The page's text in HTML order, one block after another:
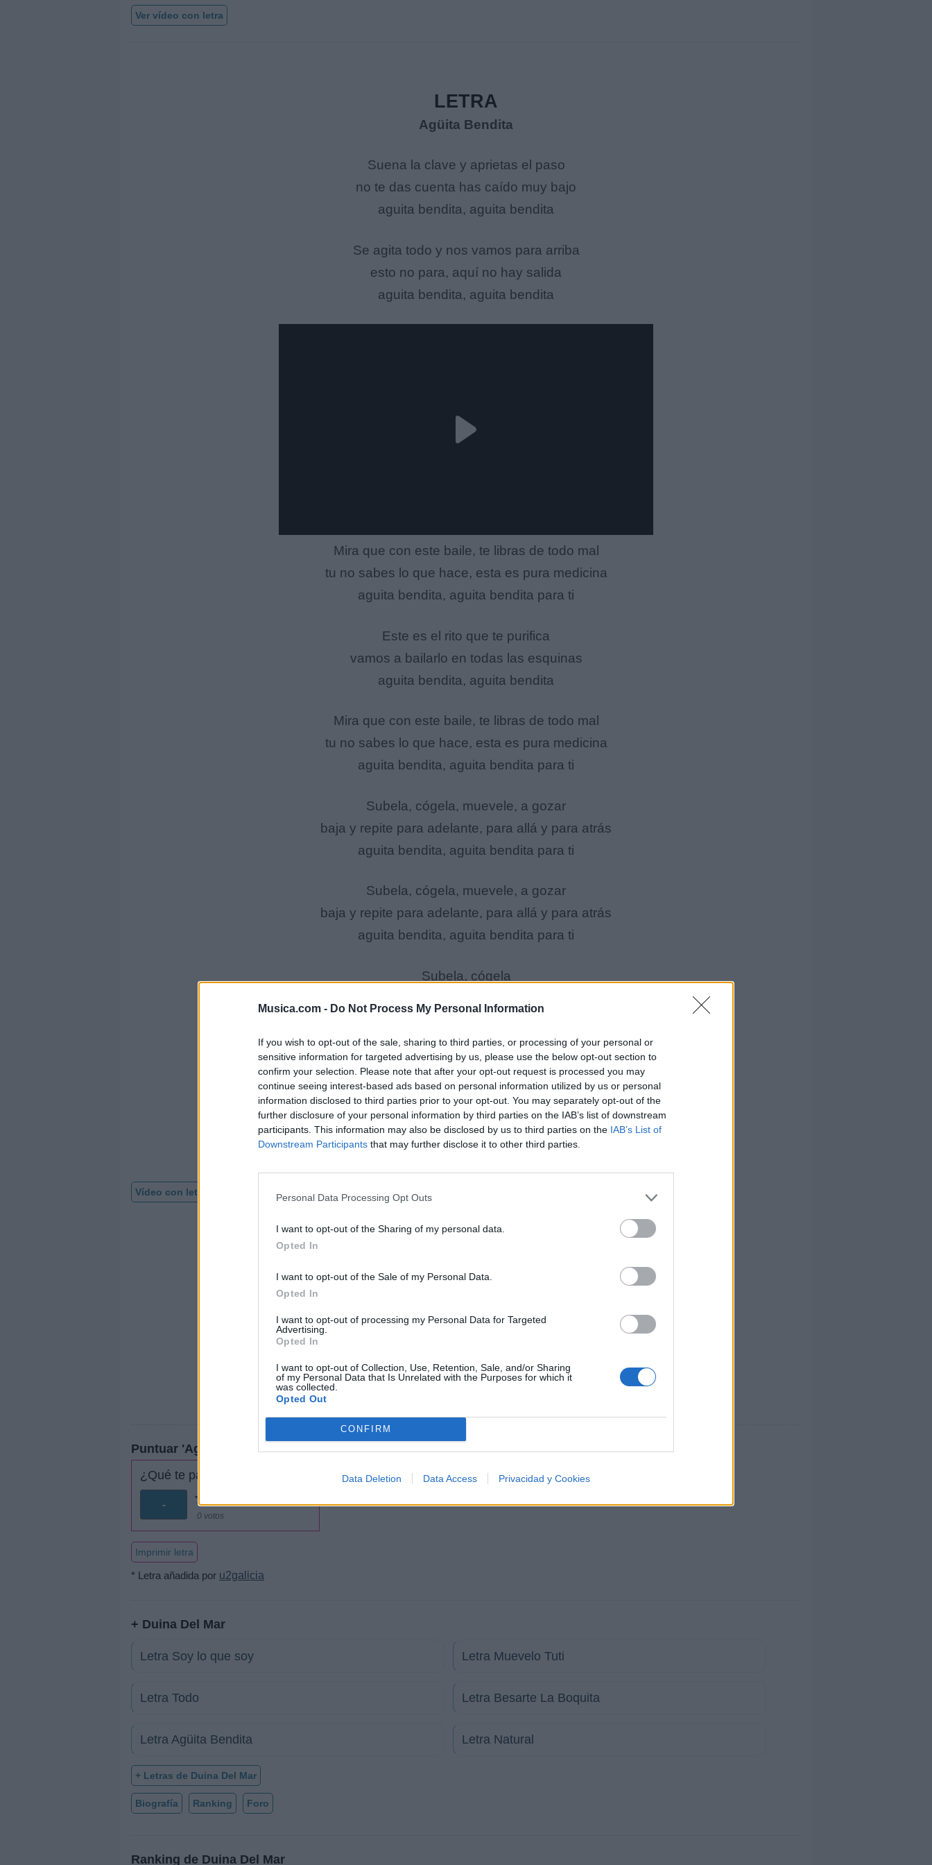
Musica.com - Do Not Process My Personal Information
If you wish to opt-out of the sale, sharing to third parties, or processing of your personal or
sensitive information for targeted advertising by us, please use the below opt-out section to
confirm your selection. Please note that after your opt-out request is processed you may
continue seeing interest-based ads based on personal information utilized by us or personal
information disclosed to third parties prior to your opt-out. You may separately opt-out of the
further disclosure of your personal information by third parties on the IAB’s list of downstream
participants. This information may also be disclosed by us to third parties on the IAB’s List of
Downstream Participants that may further disclose it to other third parties.
Personal Data Processing Opt Outs
I want to opt-out of the Sharing of my personal data.
Opted In
I want to opt-out of the Sale of my Personal Data.
Opted In
I want to opt-out of processing my Personal Data for Targeted
Advertising.
Opted In
I want to opt-out of Collection, Use, Retention, Sale, and/or Sharing
of my Personal Data that Is Unrelated with the Purposes for which it
was collected.
Opted Out
CONFIRM
Data Deletion Data Access Privacidad y Cookies
Ver vídeo con letra
LETRA
Agüita Bendita
Suena la clave y aprietas el paso
no te das cuenta has caído muy bajo
aguita bendita, aguita bendita
Se agita todo y nos vamos para arriba
esto no para, aquí no hay salida
aguita bendita, aguita bendita
Mira que con este baile, te libras de todo mal
tu no sabes lo que hace, esta es pura medicina
aguita bendita, aguita bendita para ti
Este es el rito que te purifica
vamos a bailarlo en todas las esquinas
aguita bendita, aguita bendita
Mira que con este baile, te libras de todo mal
tu no sabes lo que hace, esta es pura medicina
aguita bendita, aguita bendita para ti
Subela, cógela, muevele, a gozar
baja y repite para adelante, para allá y para atrás
aguita bendita, aguita bendita para ti
Subela, cógela, muevele, a gozar
baja y repite para adelante, para allá y para atrás
aguita bendita, aguita bendita para ti
Subela, cógela
para allá y para atrás
Mira que con este baile, te libras de todo mal
tu no sabes lo que hace, esta es pura medicina
aguita bendita, aguita bendita para ti
aguita bendita, aguita bendita para ti
Vídeo con letra
Puntuar 'Agüita Bendita'
¿Qué te parece esta canción?
-
0 votos
Imprimir letra
* Letra añadida por u2galicia
+ Duina Del Mar
Letra Soy lo que soy Letra Muevelo Tuti
Letra Todo Letra Besarte La Boquita
Letra Agüita Bendita Letra Natural
+ Letras de Duina Del Mar
Biografía Ranking Foro
Ranking de Duina Del Mar